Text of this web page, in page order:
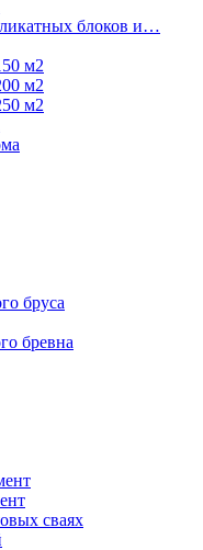
блоков и…
м2
м2
м2
бруса
бревна
сваях